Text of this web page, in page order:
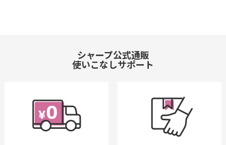
シャープ公式通販
使いこなしサポート